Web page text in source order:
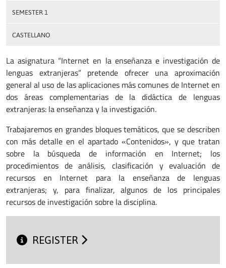
SEMESTER 1
CASTELLANO
La asignatura “Internet en la enseñanza e investigación de
lenguas extranjeras” pretende ofrecer una aproximación
general al uso de las aplicaciones más comunes de Internet en
dos áreas complementarias de la didáctica de lenguas
extranjeras: la enseñanza y la investigación.
Trabajaremos en grandes bloques temáticos, que se describen
con más detalle en el apartado «Contenidos», y que tratan
sobre la búsqueda de información en Internet; los
procedimientos de análisis, clasificación y evaluación de
recursos en Internet para la enseñanza de lenguas
extranjeras; y, para finalizar, algunos de los principales
recursos de investigación sobre la disciplina.
REGISTER